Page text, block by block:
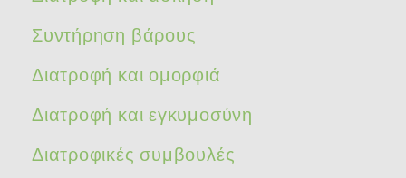
Συντήρηση βάρους
Διατροφή και ομορφιά
Διατροφή και εγκυμοσύνη
Διατροφικές συμβουλές